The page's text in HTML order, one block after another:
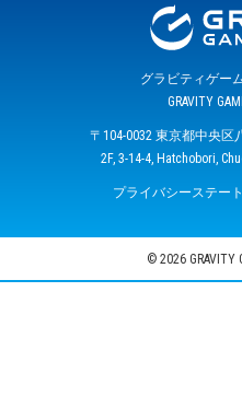
グラビティゲー
GRAVITY
〒104-0032 東京都中央区
2F, 3-14-4, Hatchobori,
プライバシーステー
© 2026 GRAVITY